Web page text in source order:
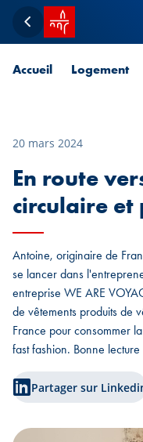
Retour
Accueil
Accueil Logement
20 mars 2024
En route
circulaire et
Antoine, originaire de
se lancer dans
entreprise WE ARE
de vêtements produits de
France pour consommer
fast fashion. Bonne lecture
Partager sur